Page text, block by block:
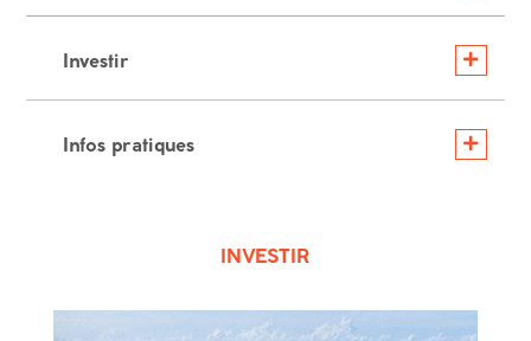
Investir
Infos pratiques
INVESTIR